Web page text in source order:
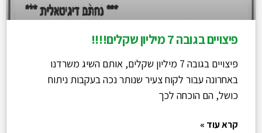
פיצויים בגובה 7 מיליון שקלים!!!!
פיצויים בגובה 7 מיליון שקלים, אותם השיג משרדנו
באחרונה עבור לקוח צעיר שנותר נכה בעקבות ניתוח
כושל, הם הוכחה לכך
קרא עוד »